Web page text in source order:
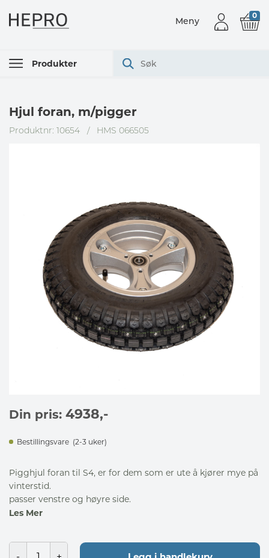
Produkter
Meny
0
Hjul foran, m/pigger
Produktnr: 10654 / HMS 066505
Din pris: 4938,-
Bestillingsvare (2-3 uker)
Pigghjul foran til S4, er for dem som er ute å kjører mye på
vinterstid.
passer venstre og høyre side.
Les Mer